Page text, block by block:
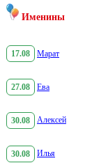
Именины
17.08 Марат
27.08 Ева
30.08 Алексей
30.08 Илья